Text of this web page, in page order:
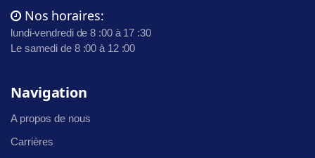
Nos horaires:
lundi-vendredi de 8 :00 à 17 :30
Le samedi de 8 :00 à 12 :00
Navigation
A propos de nous
Carrières